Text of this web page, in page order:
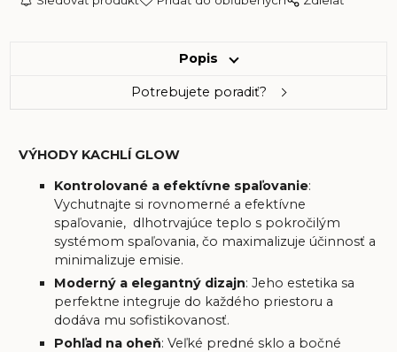
Popis
Potrebujete poradiť?
VÝHODY KACHLÍ GLOW
Kontrolované a efektívne spaľovanie:
Vychutnajte si rovnomerné a efektívne
spaľovanie, dlhotrvajúce teplo s pokročilým
systémom spaľovania, čo maximalizuje účinnosť a
minimalizuje emisie.
Moderný a elegantný dizajn: Jeho estetika sa
perfektne integruje do každého priestoru a
dodáva mu sofistikovanosť.
Pohľad na oheň: Veľké predné sklo a bočné